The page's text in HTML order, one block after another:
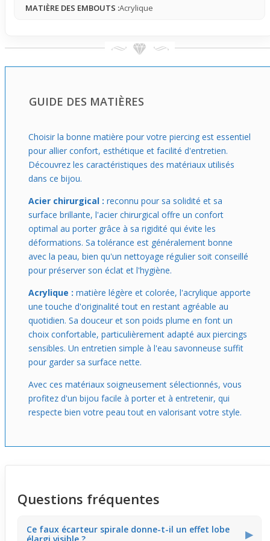
avant d’éventuellement passer à un vrai écarteur.
MATIÈRE DES EMBOUTS :Acrylique
GUIDE DES MATIÈRES
Choisir la bonne matière pour votre piercing est essentiel
pour allier confort, esthétique et facilité d'entretien.
Découvrez les caractéristiques des matériaux utilisés
dans ce bijou.
Acier chirurgical : reconnu pour sa solidité et sa
surface brillante, l'acier chirurgical offre un confort
optimal au porter grâce à sa rigidité qui évite les
déformations. Sa tolérance est généralement bonne
avec la peau, bien qu'un nettoyage régulier soit conseillé
pour préserver son éclat et l'hygiène.
Acrylique : matière légère et colorée, l'acrylique apporte
une touche d'originalité tout en restant agréable au
quotidien. Sa douceur et son poids plume en font un
choix confortable, particulièrement adapté aux piercings
sensibles. Un entretien simple à l'eau savonneuse suffit
pour garder sa surface nette.
Avec ces matériaux soigneusement sélectionnés, vous
profitez d'un bijou facile à porter et à entretenir, qui
respecte bien votre peau tout en valorisant votre style.
Questions fréquentes
Ce faux écarteur spirale donne-t-il un effet lobe
▶